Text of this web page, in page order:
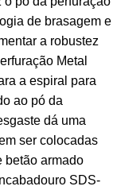
de brasagem e
a robustez
Metal
a espiral para
ao pó da
dá uma
ser colocadas
betão armado
SDS-